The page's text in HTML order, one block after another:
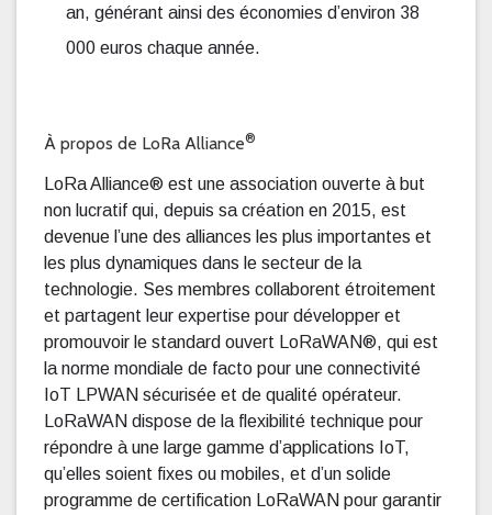
an, générant ainsi des économies d’environ 38
000 euros chaque année.
À propos de LoRa Alliance®
LoRa Alliance® est une association ouverte à but
non lucratif qui, depuis sa création en 2015, est
devenue l’une des alliances les plus importantes et
les plus dynamiques dans le secteur de la
technologie. Ses membres collaborent étroitement
et partagent leur expertise pour développer et
promouvoir le standard ouvert LoRaWAN®, qui est
la norme mondiale de facto pour une connectivité
IoT LPWAN sécurisée et de qualité opérateur.
LoRaWAN dispose de la flexibilité technique pour
répondre à une large gamme d’applications IoT,
qu’elles soient fixes ou mobiles, et d’un solide
programme de certification LoRaWAN pour garantir